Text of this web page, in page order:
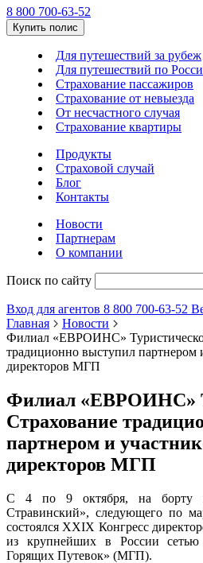
8 800 700-63-52
Купить полис
Для путешествий за рубеж
Для путешествий по
Страхование пассажиров
Страхование от невыезда
От несчастного случая
Страхование квартиры
Продукты
Страховой случай
Блог
Контакты
Новости
Партнерам
О компании
Поиск по сайту
Вход для агентов 8 800 700-63-52
Главная
Новости
Филиал «ЕВРОИНС»
традиционно выступил партнером
директоров МГП
Филиал «ЕВРОИНС»
Страхование
партнером и
директоров МГП
С 4 по 9 октября, на борту
Стравинский», следующего по
состоялся XXIX Конгресс
из крупнейших в России сетью
Горящих Путевок» (МГП).